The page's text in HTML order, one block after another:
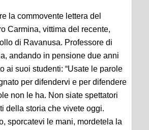
la commovente lettera del
Carmina, vittima del recente,
di Ravanusa. Professore di
andando in pensione due anni
ai suoi studenti: “Usate le parole
per difendervi e per difendere
non le ha. Non siate spettatori
della storia che vivete oggi.
sporcatevi le mani, mordetela la